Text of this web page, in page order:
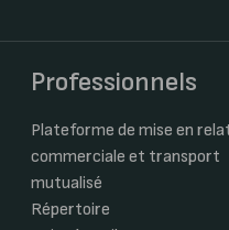
Professionnels
Plateforme de mise en
commerciale et transport
mutualisé
Répertoire